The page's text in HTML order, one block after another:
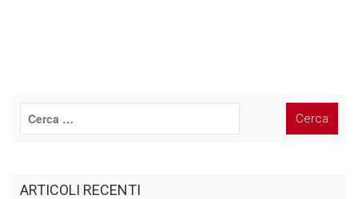
ARTICOLI RECENTI